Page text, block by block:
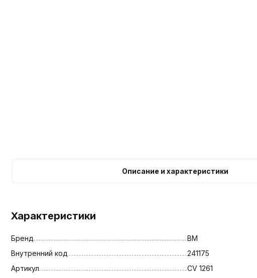
Описание и характеристики
Характеристики
Бренд
BM
Внутренний код
241175
Артикул
CV 1261